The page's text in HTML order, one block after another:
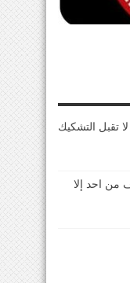
مصداقية elmaestrosport لا تقبل التشكيك
من احد إلا